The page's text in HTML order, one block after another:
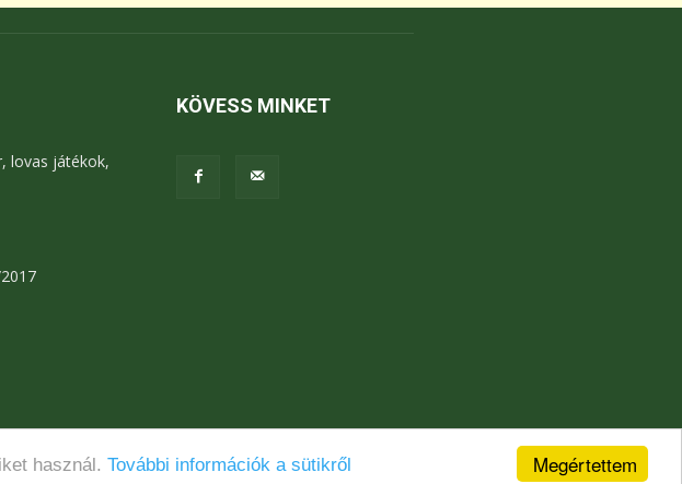
Megértettem
használ. További információk a sütikről
lovas játékok,
KÖVESS MINKET
tájékoztató Jogi nyilatkozat Kapcsolat